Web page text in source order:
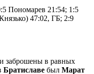
Пономарев 21:54; 1:5
47:02, ГБ; 2:9
заброшены в равных
Братиславе был Марат